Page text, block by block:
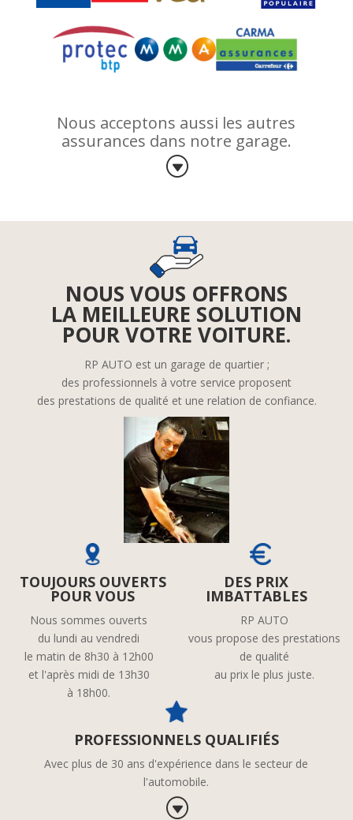
Nous acceptons aussi les autres
assurances dans notre garage.
G
NOUS VOUS OFFRONS
LA MEILLEURE SOLUTION
POUR VOTRE VOITURE.
RP AUTO est un garage de quartier ;
des professionnels à votre service proposent
des prestations de qualité et une relation de confiance.
TOUJOURS OUVERTS
POUR VOUS
Nous sommes ouverts
du lundi au vendredi
le matin de 8h30 à 12h00
et l'après midi de 13h30
à 18h00.
DES PRIX
IMBATTABLES
RP AUTO
vous propose des prestations
de qualité
au prix le plus juste.
PROFESSIONNELS QUALIFIÉS
Avec plus de 30 ans d'expérience dans le secteur de
l'automobile.
G